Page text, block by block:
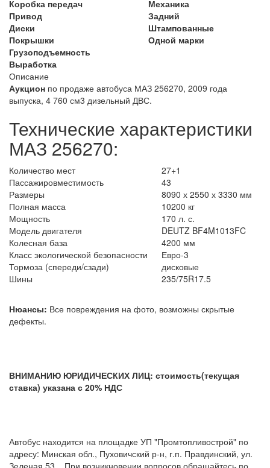
Коробка передач
Механика
Привод
Задний
Диски
Штампованные
Покрышки
Одной марки
Грузоподъемность
Выработка
Описание
Аукцион по продаже автобуса МАЗ 256270, 2009 года
выпуска, 4 760 см3 дизельный ДВС.
Технические характеристики
МАЗ 256270:
Количество мест
27+1
Пассажировместимость
43
Размеры
8090 х 2550 х 3330 мм
Полная масса
10200 кг
Мощность
170 л. с.
Модель двигателя
DEUTZ BF4M1013FC
Колесная база
4200 мм
Класс экологической безопасности
Евро-3
Тормоза (спереди/сзади)
дисковые
Шины
235/75R17.5
Нюансы: Все повреждения на фото, возможны скрытые
дефекты.
ВНИМАНИЮ ЮРИДИЧЕСКИХ ЛИЦ: стоимость(текущая
ставка) указана с 20% НДС
Автобус находится на площадке УП "Промтопливострой" по
адресу: Минская обл., Пуховичский р-н, г.п. Правдинский, ул.
Зеленая 53. При возникновении вопросов обращайтесь по